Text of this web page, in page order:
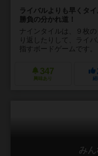
ライバルよりも早くタ
勝負の分かれ道！
ナインタイルは、９枚
り返したりして、ライ
指すボードゲームです
347
興味あり 経
み